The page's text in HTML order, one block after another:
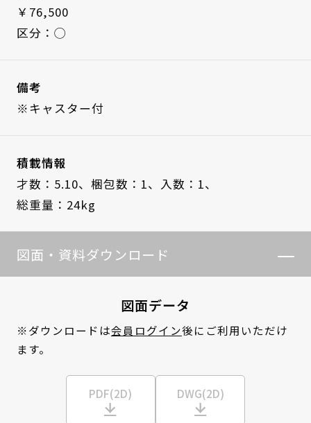
￥76,500
区分：◯
備考
※キャスター付
積載情報
才数：5.10、 梱包数：1、
入数：1、
総重量：24kg
図面・資料ダウンロード
図面データ
※ダウンロードは会員ログイン後にご利用いただけ
ます。
PDF(2D) DWG(2D)